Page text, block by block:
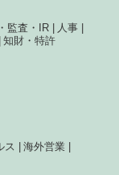
監査・IR
人事
知財・特許
ス
海外営業